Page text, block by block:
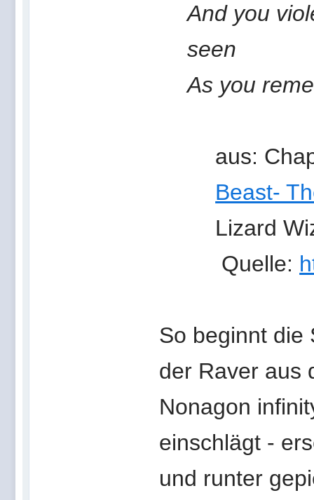
And you
seen
As you
aus:
Beast-
Lizard
Quelle:
So beginnt die
der Raver aus
Nonagon
einschlägt -
und runter